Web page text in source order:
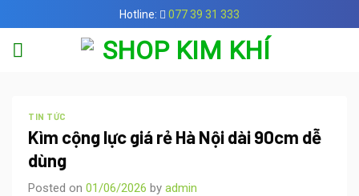
to
content
Hotline: 077 39 31 333
TIN TỨC
Kìm cộng lực giá rẻ Hà Nội dài 90cm dễ
dùng
Posted on 01/06/2026 by admin